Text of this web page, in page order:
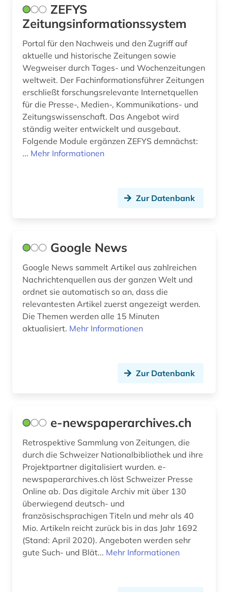
ZEFYS
Zeitungsinformationssystem
Portal für den Nachweis und den Zugriff auf
aktuelle und historische Zeitungen sowie
Wegweiser durch Tages- und Wochenzeitungen
weltweit. Der Fachinformationsführer Zeitungen
erschließt forschungsrelevante Internetquellen
für die Presse-, Medien-, Kommunikations- und
Zeitungswissenschaft. Das Angebot wird
ständig weiter entwickelt und ausgebaut.
Folgende Module ergänzen ZEFYS demnächst:
... Mehr Informationen
Zur Datenbank
Google News
Google News sammelt Artikel aus zahlreichen
Nachrichtenquellen aus der ganzen Welt und
ordnet sie automatisch so an, dass die
relevantesten Artikel zuerst angezeigt werden.
Die Themen werden alle 15 Minuten
aktualisiert. Mehr Informationen
Zur Datenbank
e-newspaperarchives.ch
Retrospektive Sammlung von Zeitungen, die
durch die Schweizer Nationalbibliothek und ihre
Projektpartner digitalisiert wurden. e-
newspaperarchives.ch löst Schweizer Presse
Online ab. Das digitale Archiv mit über 130
überwiegend deutsch- und
französischsprachigen Titeln und mehr als 40
Mio. Artikeln reicht zurück bis in das Jahr 1692
(Stand: April 2020). Angeboten werden sehr
gute Such- und Blät... Mehr Informationen